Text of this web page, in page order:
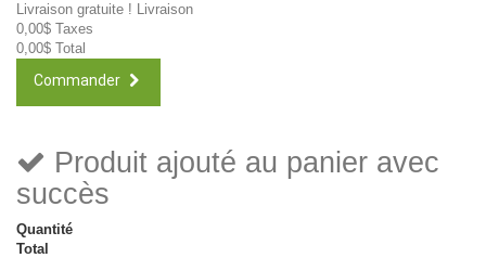
Livraison gratuite ! Livraison
0,00$ Taxes
0,00$ Total
Commander
Produit ajouté au panier avec
succès
Quantité
Total